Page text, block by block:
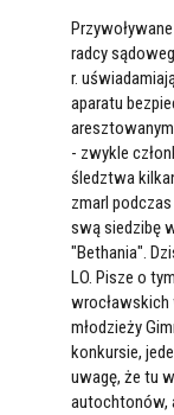
radcy
r.
aparatu
- zwykle
śledztwa
zmarl
swą siedzibę
"Bethania".
LO. Pisze o
wrocławskich
młodzieży
konkursie,
uwagę, że tu
autochtonów,